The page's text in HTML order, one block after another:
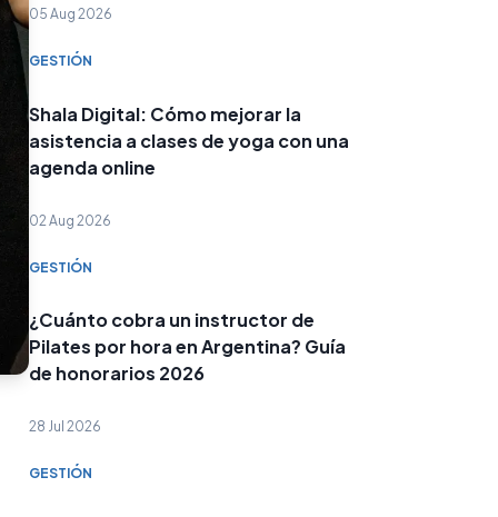
05 Aug 2026
GESTIÓN
Shala Digital: Cómo mejorar la
asistencia a clases de yoga con una
agenda online
02 Aug 2026
GESTIÓN
¿Cuánto cobra un instructor de
Pilates por hora en Argentina? Guía
de honorarios 2026
28 Jul 2026
GESTIÓN